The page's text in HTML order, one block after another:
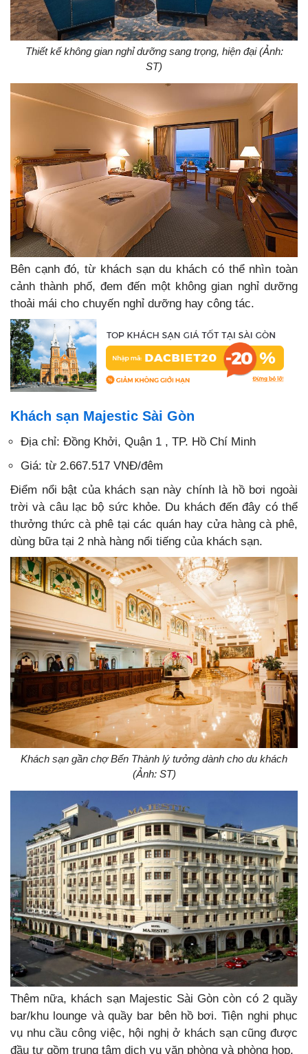
Thiết kế không gian nghỉ dưỡng sang trọng, hiện đại (Ảnh:
ST)
Bên cạnh đó, từ khách sạn du khách có thể nhìn toàn
cảnh thành phố, đem đến một không gian nghỉ dưỡng
thoải mái cho chuyến nghỉ dưỡng hay công tác.
Khách sạn Majestic Sài Gòn
Địa chỉ: Đồng Khởi, Quận 1 , TP. Hồ Chí Minh
Giá: từ 2.667.517 VNĐ/đêm
Điểm nổi bật của khách sạnnày chính là hồ bơi ngoài
trời và câu lạc bộ sức khỏe. Du khách đến đây có thể
thưởng thức cà phê tại các quán hay cửa hàng cà phê,
dùng bữa tại 2 nhà hàng nổi tiếng của khách sạn.
Khách sạn gần chợ Bến Thành lý tưởng dành cho du khách
(Ảnh: ST)
Thêm nữa, khách sạn Majestic Sài Gòn còn có 2 quầy
bar/khu lounge và quầy bar bên hồ bơi. Tiện nghi phục
vụ nhu cầu công việc, hội nghị ở khách sạn cũng được
đầu tư gồm trung tâm dịch vụ văn phòng và phòng họp.